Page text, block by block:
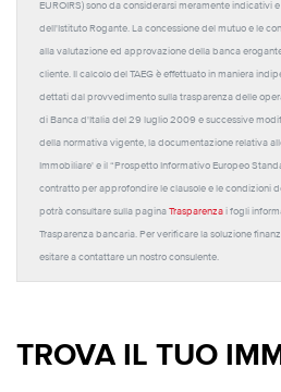
EUROIRS) sono da considerarsi meramente indicativi
dell'Istituto Rogante. La concessione del mutuo e le
alla valutazione ed approvazione della banca
cliente. Il calcolo del TAEG è effettuato in maniera
dettati dal provvedimento sulla trasparenza delle
di Banca d'Italia del 29 luglio 2009 e successive
della normativa vigente, la documentazione relativa
Immobiliare' e il “Prospetto Informativo Europeo
contratto per approfondire le clausole e le condizioni
potrà consultare sulla pagina Trasparenza i fogli
Trasparenza bancaria. Per verificare la soluzione
esitare a contattare un nostro consulente.
TROVA IL TUO